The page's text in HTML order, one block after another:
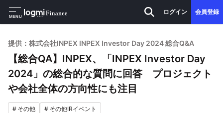
MENU
ログイン 会員登録
提供：株式会社INPEX INPEX Investor Day 2024 総合Q&A
【総合QA】INPEX、「INPEX Investor Day
2024」の総合的な質問に回答 プロジェクト
や会社全体の方向性にも注目
# その他 # その他IRイベント